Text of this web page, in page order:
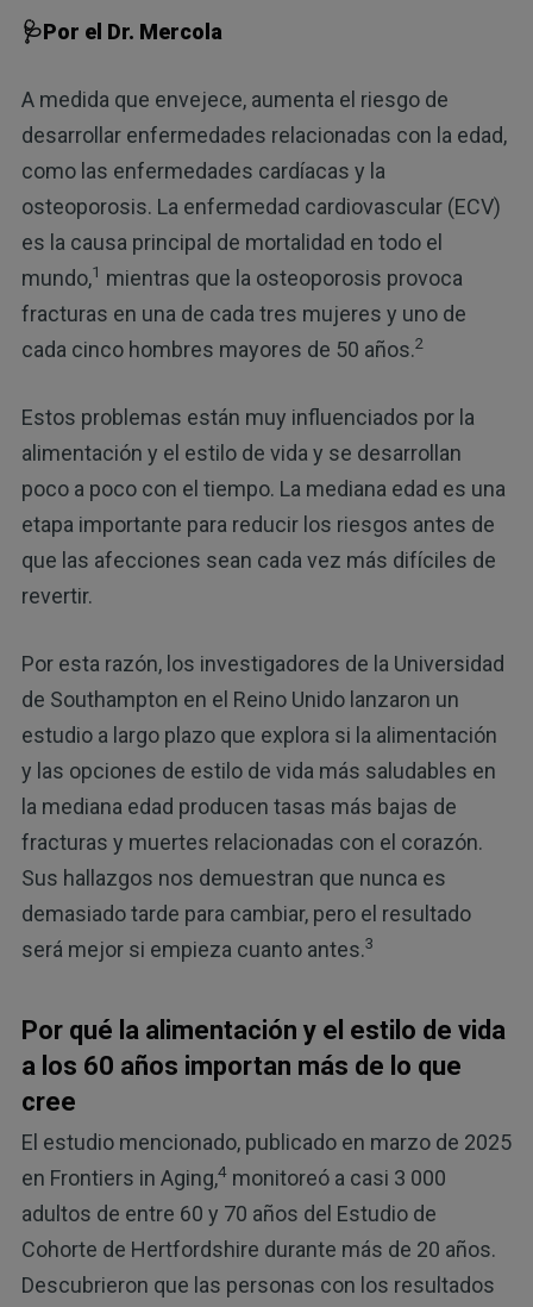
🩺Por el Dr. Mercola
A medida que envejece, aumenta el riesgo de
desarrollar enfermedades relacionadas con la edad,
como las enfermedades cardíacas y la
osteoporosis. La enfermedad cardiovascular (ECV)
es la causa principal de mortalidad en todo el
mundo,1 mientras que la osteoporosis provoca
fracturas en una de cada tres mujeres y uno de
cada cinco hombres mayores de 50 años.2
Estos problemas están muy influenciados por la
alimentación y el estilo de vida y se desarrollan
poco a poco con el tiempo. La mediana edad es una
etapa importante para reducir los riesgos antes de
que las afecciones sean cada vez más difíciles de
revertir.
Por esta razón, los investigadores de la Universidad
de Southampton en el Reino Unido lanzaron un
estudio a largo plazo que explora si la alimentación
y las opciones de estilo de vida más saludables en
la mediana edad producen tasas más bajas de
fracturas y muertes relacionadas con el corazón.
Sus hallazgos nos demuestran que nunca es
demasiado tarde para cambiar, pero el resultado
será mejor si empieza cuanto antes.3
Por qué la alimentación y el estilo de vida
a los 60 años importan más de lo que
cree
El estudio mencionado, publicado en marzo de 2025
en Frontiers in Aging,4monitoreó a casi 3 000
adultos de entre 60 y 70 años del Estudio de
Cohorte de Hertfordshire durante más de 20 años.
Descubrieron que las personas con los resultados